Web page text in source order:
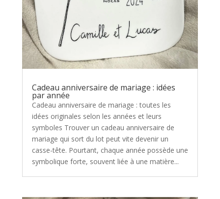
Cadeau anniversaire de mariage : idées
par année
Cadeau anniversaire de mariage : toutes les
idées originales selon les années et leurs
symboles Trouver un cadeau anniversaire de
mariage qui sort du lot peut vite devenir un
casse-tête. Pourtant, chaque année possède une
symbolique forte, souvent liée à une matière...